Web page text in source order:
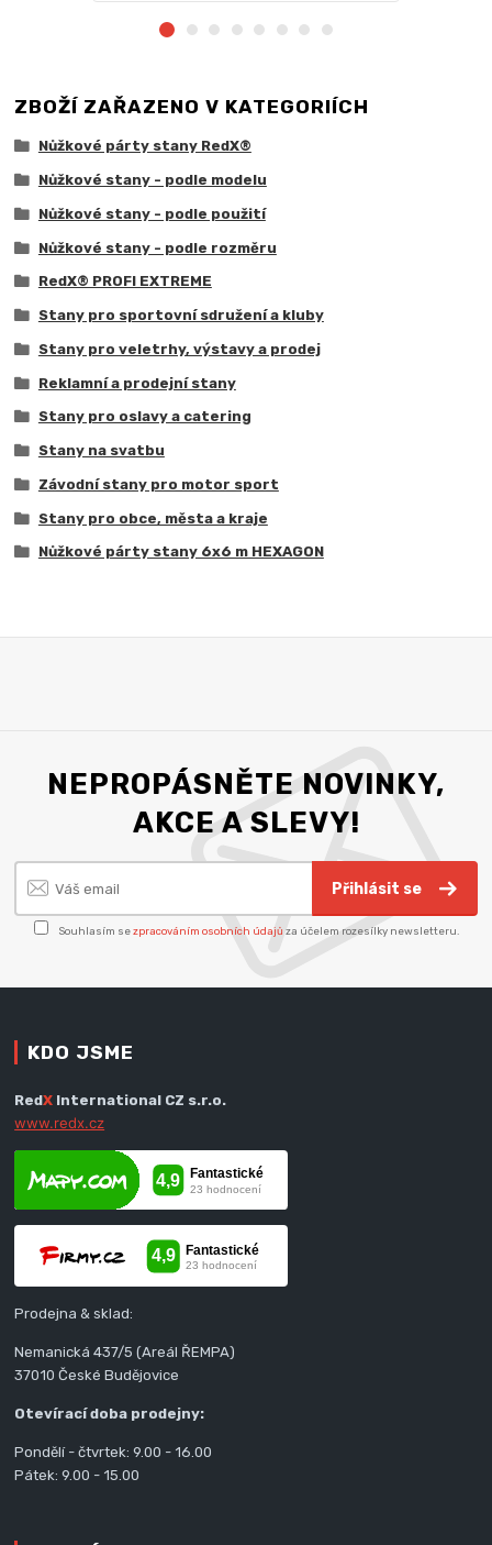
ZBOŽÍ ZAŘAZENO V KATEGORIÍCH
Nůžkové párty stany RedX®
Nůžkové stany - podle modelu
Nůžkové stany - podle použití
Nůžkové stany - podle rozměru
RedX® PROFI EXTREME
Stany pro sportovní sdružení a kluby
Stany pro veletrhy, výstavy a prodej
Reklamní a prodejní stany
Stany pro oslavy a catering
Stany na svatbu
Závodní stany pro motor sport
Stany pro obce, města a kraje
Nůžkové párty stany 6x6 m HEXAGON
NEPROPÁSNĚTE NOVINKY,
AKCE A SLEVY!
Přihlásit se
Souhlasím sezpracováním osobních údajů za účelem rozesílky newsletteru.
KDO JSME
RedX International CZ s.r.o.
www.redx.cz
Prodejna & sklad:
Nemanická 437/5 (Areál ŘEMPA)
37010 České Budějovice
Otevírací doba prodejny:
Pondělí - čtvrtek: 9.00 - 16.00
Pátek: 9.00 - 15.00